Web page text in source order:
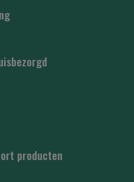
producten